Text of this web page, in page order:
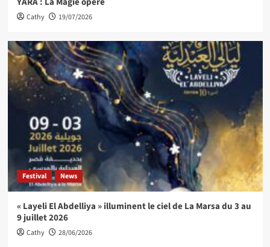
Cathy 19/07/2026
Festival News
« Layeli El Abdelliya » illuminent le ciel de La Marsa du 3 au
9 juillet 2026
Cathy 28/06/2026